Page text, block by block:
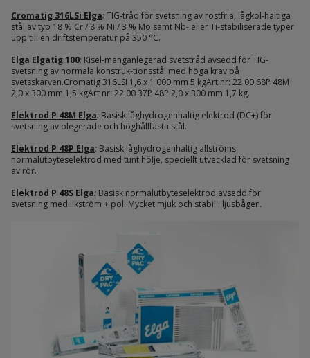
Cromatig 316LSi Elga:TIG-tråd för svetsning av rostfria, lågkol-haltiga
stål av typ 18 % Cr / 8 % Ni / 3 % Mo samt Nb- eller Ti-stabiliserade typer
upp till en driftstemperatur på 350 °C.
Elga Elgatig 100: Kisel-manganlegerad svetstråd avsedd för TIG-
svetsning av normala konstruk-tionsstål med höga krav på
svetsskarven.Cromatig 316LSI 1,6 x 1 000 mm 5 kgArt nr: 22 00 68P 48M
2,0 x 300 mm 1,5 kgArt nr: 22 00 37P 48P 2,0 x 300 mm 1,7 kg.
Elektrod P 48M Elga: Basisk låghydrogenhaltig elektrod (DC+) för
svetsning av olegerade och höghållfasta stål.
Elektrod P 48P Elga: Basisk låghydrogenhaltig allströms
normalutbyteselektrod med tunt hölje, speciellt utvecklad för svetsning
av rör.
Elektrod P 48S Elga: Basisk normalutbyteselektrod avsedd för
svetsning med likström + pol. Mycket mjuk och stabil i ljusbågen.